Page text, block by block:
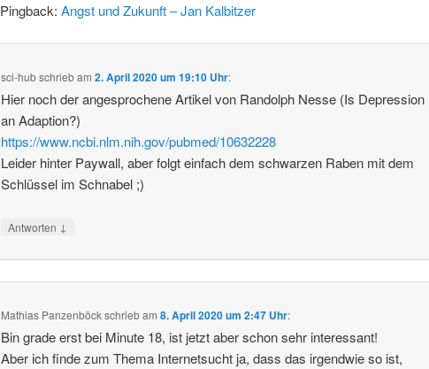
Pingback:Angst und Zukunft – Jan Kalbitzer
sci-hubschriebam2. April 2020 um 19:10 Uhr:
Hier noch der angesprochene Artikel von Randolph Nesse (Is Depression
an Adaption?)
https://www.ncbi.nlm.nih.gov/pubmed/10632228
Leider hinter Paywall, aber folgt einfach dem schwarzen Raben mit dem
Schlüssel im Schnabel ;)
Antworten ↓
Mathias Panzenböckschriebam8. April 2020 um 2:47 Uhr:
Bin grade erst bei Minute 18, ist jetzt aber schon sehr interessant!
Aber ich finde zum Thema Internetsucht ja, dass das irgendwie so ist,